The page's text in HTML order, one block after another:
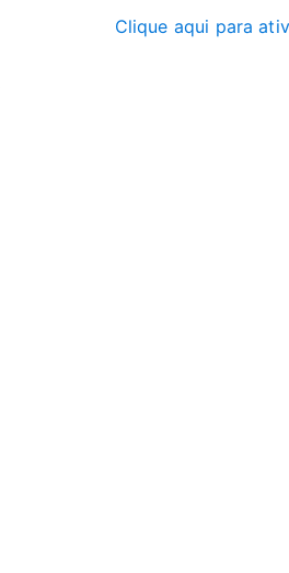
Clique aqui para